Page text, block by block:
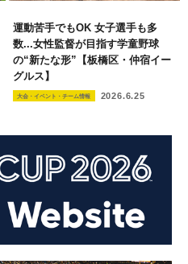
運動苦手でもOK 女子選手も多
数...女性監督が目指す学童野球
の“新たな形”【板橋区・仲宿イー
グルス】
大会・イベント・チーム情報 2026.6.25